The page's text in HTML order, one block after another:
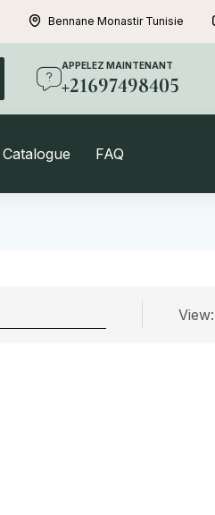
Bennane Monastir Tunisie
APPELEZ MAINTENANT
+21697498405
Catalogue FAQ
View: